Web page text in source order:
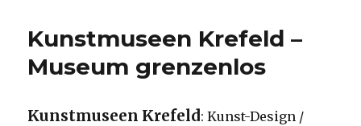
Kunstmuseen Krefeld –
Museum grenzenlos
Kunstmuseen Krefeld : Kunst-Design /